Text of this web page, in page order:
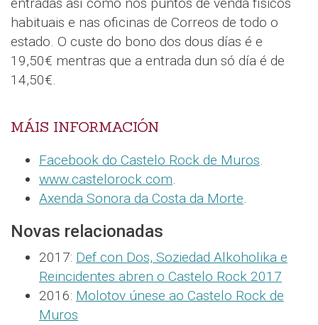
entradas así como nos puntos de venda físicos
habituais e nas oficinas de Correos de todo o
estado. O custe do bono dos dous días é e
19,50€ mentras que a entrada dun só día é de
14,50€.
MÁIS INFORMACIÓN
Facebook do Castelo Rock de Muros.
www.castelorock.com.
Axenda Sonora da Costa da Morte.
Novas relacionadas
2017: Def con Dos, Soziedad Alkoholika e
Reincidentes abren o Castelo Rock 2017
2016: Molotov únese ao Castelo Rock de
Muros